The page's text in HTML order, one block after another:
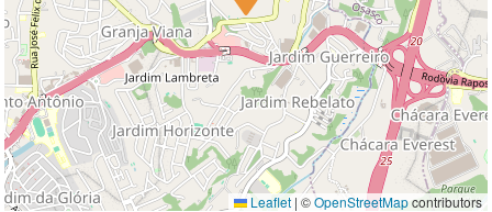
Leaflet | ©OpenStreetMapcontributors